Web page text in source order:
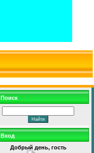
Поиск
Вход
Добрый день, гость